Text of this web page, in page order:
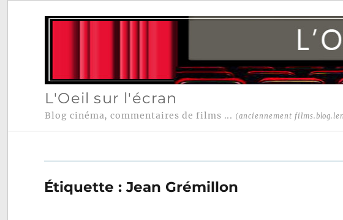
L'Oeil sur l'écran
Blog cinéma, commentaires de films ... (anciennement
Étiquette :Jean Grémillon